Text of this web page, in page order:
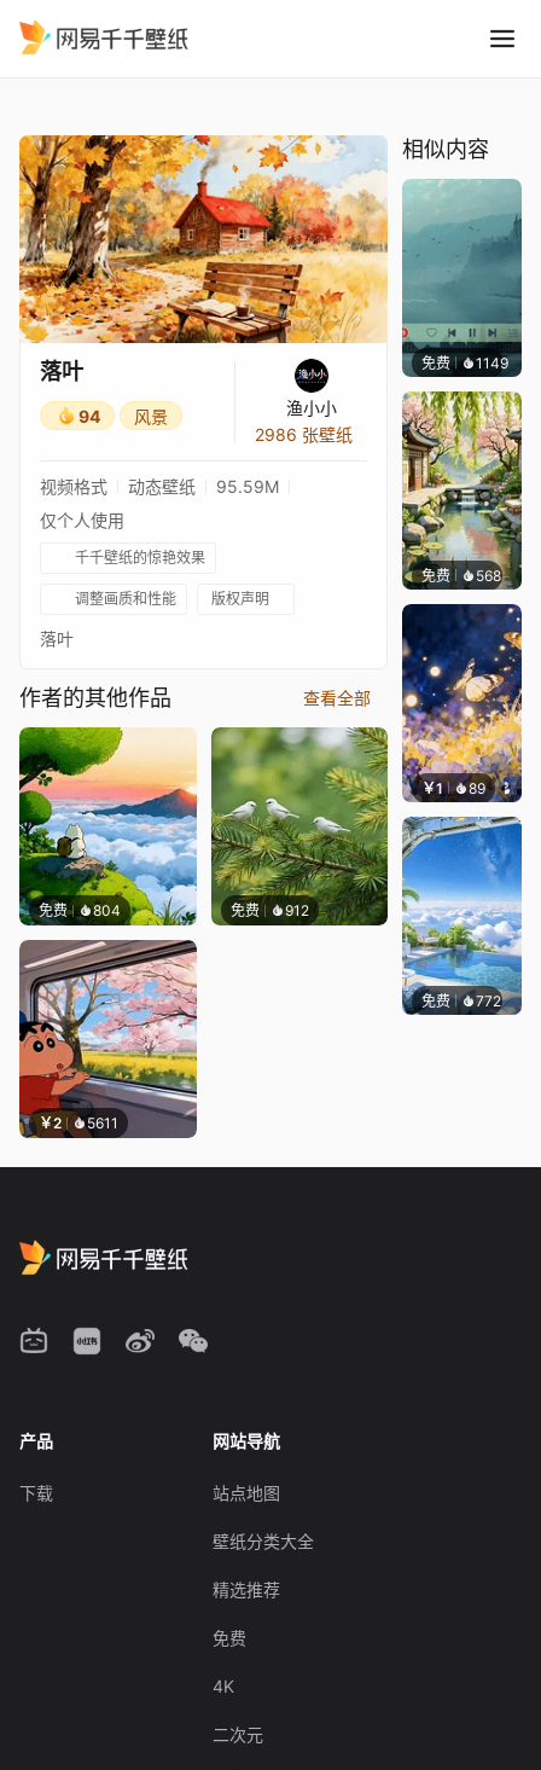
落叶
94 风景
渔小小
2986 张壁纸
视频格式 动态壁纸
95.59M
仅个人使用
千千壁纸的惊艳效果
调整画质和性能 版权声明
落叶
作者的其他作品 查看全部
免费 804 免费 912
￥2 5611
相似内容
免费 1149冰茶
免费 568渔小小
￥1 89 叮叮
免费 772豆子
产品
下载
网站导航
站点地图
壁纸分类大全
精选推荐
免费
4K
二次元